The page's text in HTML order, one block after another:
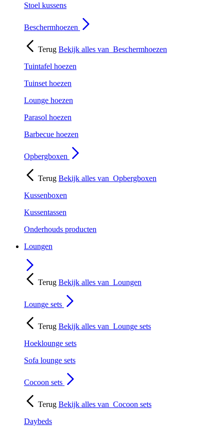
Stoel kussens
Beschermhoezen
Terug Bekijk alles van Beschermhoezen
Tuintafel hoezen
Tuinset hoezen
Lounge hoezen
Parasol hoezen
Barbecue hoezen
Opbergboxen
Terug Bekijk alles van Opbergboxen
Kussenboxen
Kussentassen
Onderhouds producten
Loungen
Terug Bekijk alles van Loungen
Lounge sets
Terug Bekijk alles van Lounge sets
Hoeklounge sets
Sofa lounge sets
Cocoon sets
Terug Bekijk alles van Cocoon sets
Daybeds